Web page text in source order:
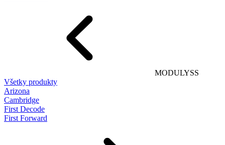
MODULYSS
Všetky produkty
Arizona
Cambridge
First Decode
First Forward